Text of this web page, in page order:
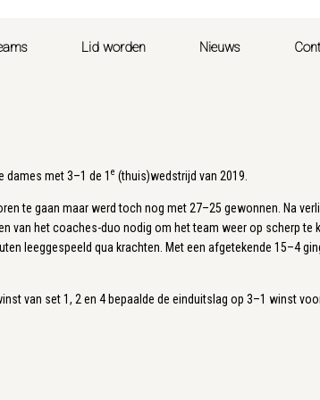
Lid worden Nieuws
dames met 3–1 de 1 e (thuis)wedstrijd van 2019.
te gaan maar werd toch nog met 27–25 gewonnen. Na
van het coaches-duo nodig om het team weer op scherp te
leeggespeeld qua krachten. Met een afgetekende 15–4
van set 1, 2 en 4 bepaalde de einduitslag op 3–1 winst